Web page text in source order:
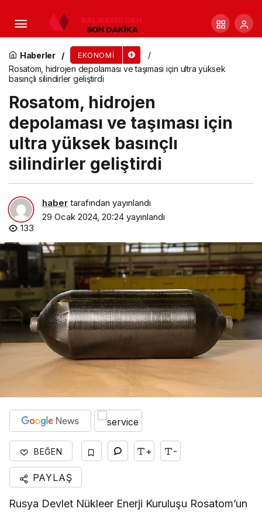
Haberler EKONOMI
Rosatom, hidrojen depolaması ve taşıması için ultra yüksek
basınçlı silindirler geliştirdi
Rosatom, hidrojen
depolaması ve taşıması için
ultra yüksek basınçlı
silindirler geliştirdi
haber tarafından yayınlandı
29 Ocak 2024, 20:24 yayınlandı
133
BEĞEN + -
PAYLAŞ
Rusya Devlet Nükleer Enerji Kuruluşu Rosatom’un
İzmirli tereyağı raflarda